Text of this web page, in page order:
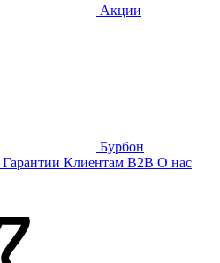
Акции
Бурбон
Гарантии Клиентам B2B О нас